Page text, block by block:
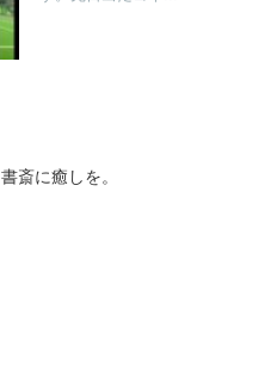
書斎に癒しを。